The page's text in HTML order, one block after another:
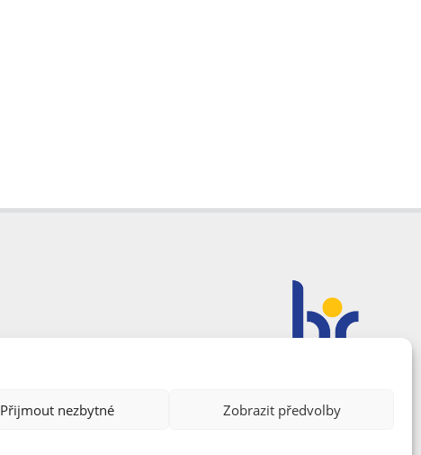
Přijmout nezbytné Zobrazit předvolby